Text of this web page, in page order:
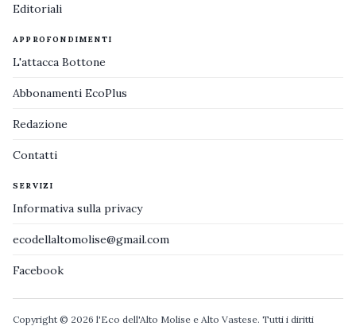
Editoriali
APPROFONDIMENTI
L'attacca Bottone
Abbonamenti EcoPlus
Redazione
Contatti
SERVIZI
Informativa sulla privacy
ecodellaltomolise@gmail.com
Facebook
Copyright © 2026 l'Eco dell'Alto Molise e Alto Vastese. Tutti i diritti